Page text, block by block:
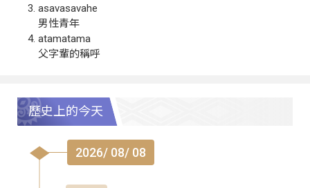
asavasavahe
男性青年
atamatama
父字輩的稱呼
歷史上的今天
2026/ 08/ 08